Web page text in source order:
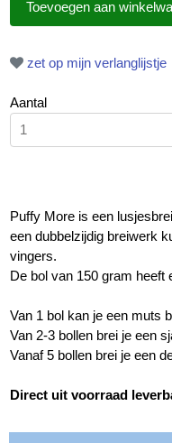
zet op mijn verlanglijstje
Aantal
Puffy More is een
een dubbelzijdig breiwerk
vingers.
De bol van 150 gram heeft
Van 1 bol kan je een muts
Van 2-3 bollen brei je een
Vanaf 5 bollen brei je een
Direct uit voorraad